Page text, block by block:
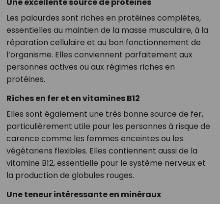
Une excellente source de protéines
Les palourdes sont riches en protéines complètes,
essentielles au maintien de la masse musculaire, à la
réparation cellulaire et au bon fonctionnement de
l’organisme. Elles conviennent parfaitement aux
personnes actives ou aux régimes riches en
protéines.
Riches en fer et en vitamines B12
Elles sont également une très bonne source de fer,
particulièrement utile pour les personnes à risque de
carence comme les femmes enceintes ou les
végétariens flexibles. Elles contiennent aussi de la
vitamine B12, essentielle pour le système nerveux et
la production de globules rouges.
Une teneur intéressante en minéraux